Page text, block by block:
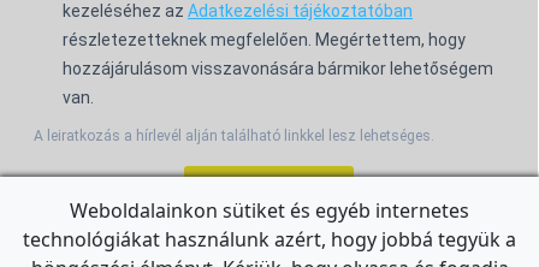
kezeléséhez az Adatkezelési tájékoztatóban
részletezetteknek megfelelően. Megértettem, hogy
hozzájárulásom visszavonására bármikor lehetőségem
van.
A leiratkozás a hírlevél alján található linkkel lesz lehetséges.
For the English Newsletter, clickHERE.
Weboldalainkon sütiket és egyéb internetes
technológiákat használunk azért, hogy jobbá tegyük a